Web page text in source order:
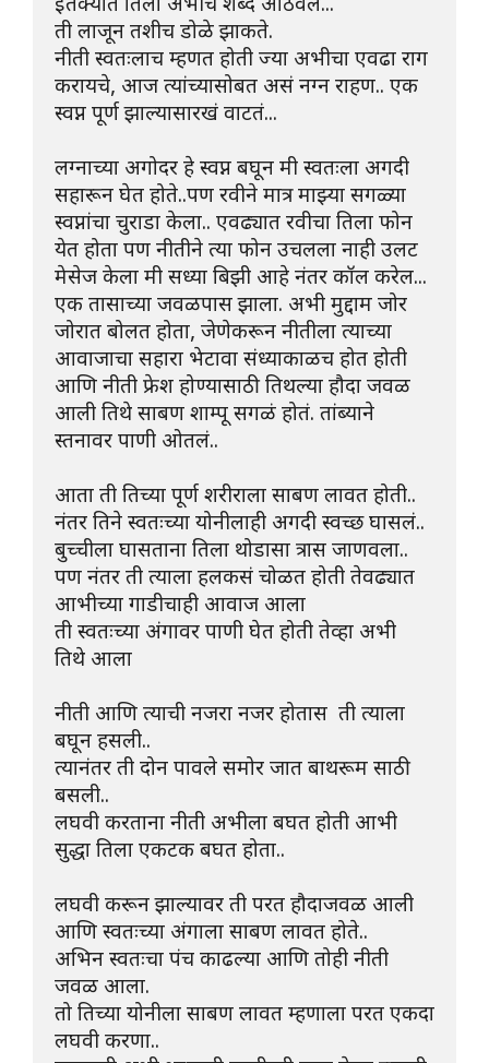
इतक्यात तिला अभीचे शब्द आठवले...
ती लाजून तशीच डोळे झाकते.
नीती स्वतःलाच म्हणत होती ज्या अभीचा एवढा राग
करायचे, आज त्यांच्यासोबत असं नग्न राहण.. एक
स्वप्न पूर्ण झाल्यासारखं वाटतं...
लग्नाच्या अगोदर हे स्वप्न बघून मी स्वतःला अगदी
सहारून घेत होते..पण रवीने मात्र माझ्या सगळ्या
स्वप्नांचा चुराडा केला.. एवढ्यात रवीचा तिला फोन
येत होता पण नीतीने त्या फोन उचलला नाही उलट
मेसेज केला मी सध्या बिझी आहे नंतर कॉल करेल...
एक तासाच्या जवळपास झाला. अभी मुद्दाम जोर
जोरात बोलत होता, जेणेकरून नीतीला त्याच्या
आवाजाचा सहारा भेटावा संध्याकाळच होत होती
आणि नीती फ्रेश होण्यासाठी तिथल्या हौदा जवळ
आली तिथे साबण शाम्पू सगळं होतं. तांब्याने
स्तनावर पाणी ओतलं..
आता ती तिच्या पूर्ण शरीराला साबण लावत होती..
नंतर तिने स्वतःच्या योनीलाही अगदी स्वच्छ घासलं..
बुच्चीला घासताना तिला थोडासा त्रास जाणवला..
पण नंतर ती त्याला हलकसं चोळत होती तेवढ्यात
आभीच्या गाडीचाही आवाज आला
ती स्वतःच्या अंगावर पाणी घेत होती तेव्हा अभी
तिथे आला
नीती आणि त्याची नजरा नजर होतास  ती त्याला
बघून हसली..
त्यानंतर ती दोन पावले समोर जात बाथरूम साठी
बसली..
लघवी करताना नीती अभीला बघत होती आभी
सुद्धा तिला एकटक बघत होता..
लघवी करून झाल्यावर ती परत हौदाजवळ आली
आणि स्वतःच्या अंगाला साबण लावत होते..
अभिन स्वतःचा पंच काढल्या आणि तोही नीती
जवळ आला.
तो तिच्या योनीला साबण लावत म्हणाला परत एकदा
लघवी करणा..